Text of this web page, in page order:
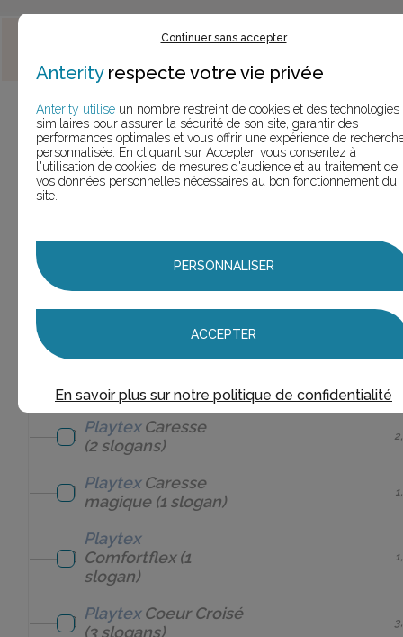
(le chiffre entre parenthèses est le nombre de
Playtex(33 slogans)
Playtex
(13
slogans)
18H(1
Playtex
Artmagique(1
Support (1 slogan)
Playtex Caresse
(2 slogans)
Playtex Caresse
magique(1 slogan)
Playtex
Comfortflex(1
slogan)
Playtex Coeur Croisé
(3 slogans)
Continuer sans accepter
Anterityrespecte votre vie privée
Anterity utilise un nombre restreint de cookies et des technologies
similaires pour assurer la sécurité de son site, garantir des
performances optimales et vous offrir une expérience de
personnalisée. En cliquant sur Accepter, vous consentez à
l'utilisation de cookies, de mesures d'audience et au traitement de
vos données personnelles nécessaires au bon fonctionnement du
site.
PERSONNALISER
ACCEPTER
En savoir plus sur notre politique de confidentialité